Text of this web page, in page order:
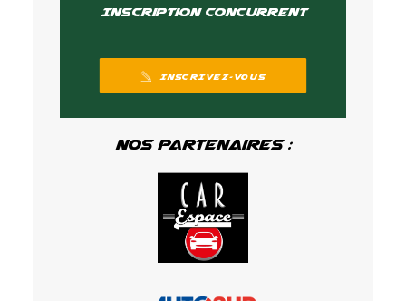
Inscription concurrent
INSCRIVEZ-VOUS
Nos partenaires :